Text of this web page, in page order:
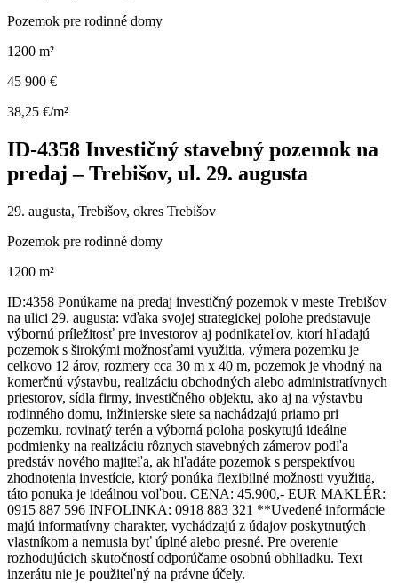
Pozemok pre rodinné domy
1200 m²
45 900 €
38,25 €/m²
ID-4358 Investičný stavebný pozemok na
predaj – Trebišov, ul. 29. augusta
29. augusta, Trebišov, okres Trebišov
Pozemok pre rodinné domy
1200 m²
ID:4358 Ponúkame na predaj investičný pozemok v meste Trebišov
na ulici 29. augusta: vďaka svojej strategickej polohe predstavuje
výbornú príležitosť pre investorov aj podnikateľov, ktorí hľadajú
pozemok s širokými možnosťami využitia, výmera pozemku je
celkovo 12 árov, rozmery cca 30 m x 40 m, pozemok je vhodný na
komerčnú výstavbu, realizáciu obchodných alebo administratívnych
priestorov, sídla firmy, investičného objektu, ako aj na výstavbu
rodinného domu, inžinierske siete sa nachádzajú priamo pri
pozemku, rovinatý terén a výborná poloha poskytujú ideálne
podmienky na realizáciu rôznych stavebných zámerov podľa
predstáv nového majiteľa, ak hľadáte pozemok s perspektívou
zhodnotenia investície, ktorý ponúka flexibilné možnosti využitia,
táto ponuka je ideálnou voľbou. CENA: 45.900,- EUR MAKLÉR:
0915 887 596 INFOLINKA: 0918 883 321 **Uvedené informácie
majú informatívny charakter, vychádzajú z údajov poskytnutých
vlastníkom a nemusia byť úplné alebo presné. Pre overenie
rozhodujúcich skutočností odporúčame osobnú obhliadku. Text
inzerátu nie je použiteľný na právne účely.